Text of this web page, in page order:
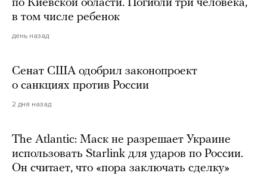
по Киевской области. Погибли три человека,
в том числе ребенок
день назад
Сенат США одобрил законопроект
о санкциях против России
2 дня назад
The Atlantic: Маск не разрешает Украине
использовать Starlink для ударов по России.
Он считает, что «пора заключать сделку»